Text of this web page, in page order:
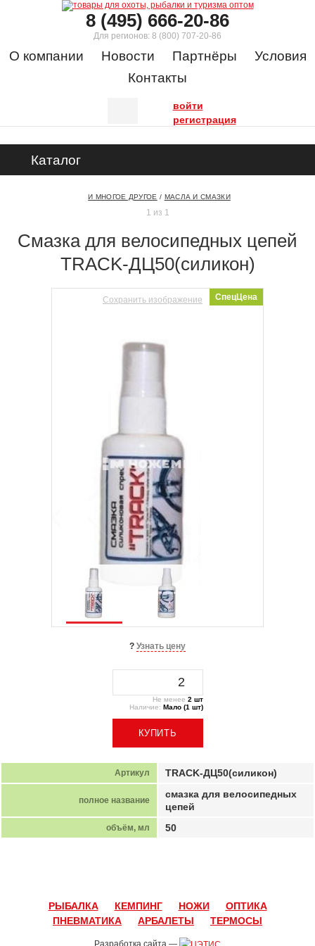
8 (495) 666-20-86
Для регионов: 8 (800) 707-20-86
О компании Новости Партнёры
Условия
Контакты
войти
регистрация
Каталог
И МНОГОЕ ДРУГОЕ / МАСЛА И СМАЗКИ
1 из 1
Смазка для велосипедных цепей
TRACK-ДЦ50(силикон)
Сохранить изображение СпецЦена
? Узнать цену
Не менее 2 шт
Наличие: Мало (1 шт)
КУПИТЬ
Артикул TRACK-ДЦ50(силикон)
полное название
смазка для велосипедных
цепей
объём, мл 50
РЫБАЛКА КЕМПИНГ НОЖИ
ОПТИКА
ПНЕВМАТИКА
АРБАЛЕТЫ ТЕРМОСЫ
Разработка сайта —